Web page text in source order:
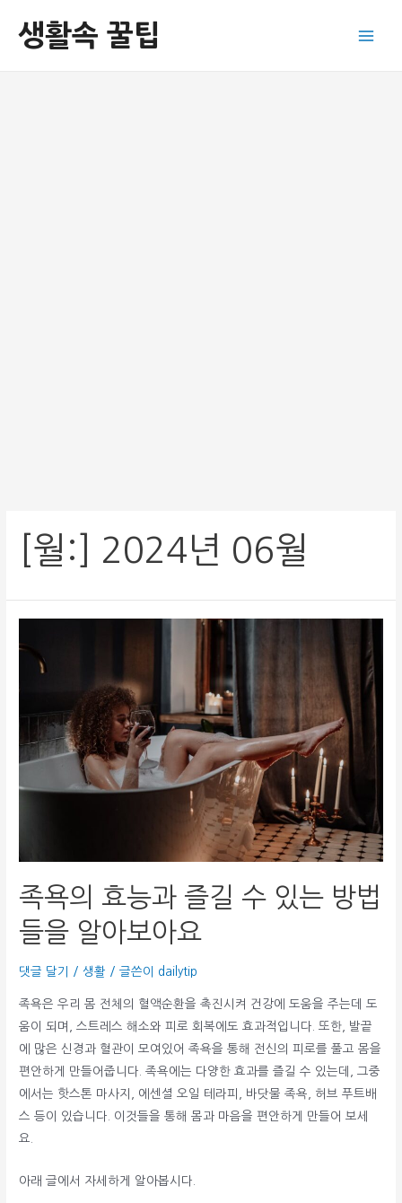
생활속 꿀팁
[월:] 2024년 06월
족욕의 효능과 즐길 수 있는 방법
들을 알아보아요
댓글 달기 /생활 / 글쓴이 dailytip
족욕은 우리 몸 전체의 혈액순환을 촉진시켜 건강에 도움을 주는데 도
움이 되며, 스트레스 해소와 피로 회복에도 효과적입니다. 또한, 발끝
에 많은 신경과 혈관이 모여있어 족욕을 통해 전신의 피로를 풀고 몸을
편안하게 만들어줍니다. 족욕에는 다양한 효과를 즐길 수 있는데, 그중
에서는 핫스톤 마사지, 에센셜 오일 테라피, 바닷물 족욕, 허브 푸트배
스 등이 있습니다. 이것들을 통해 몸과 마음을 편안하게 만들어 보세
요.
아래 글에서 자세하게 알아봅시다.